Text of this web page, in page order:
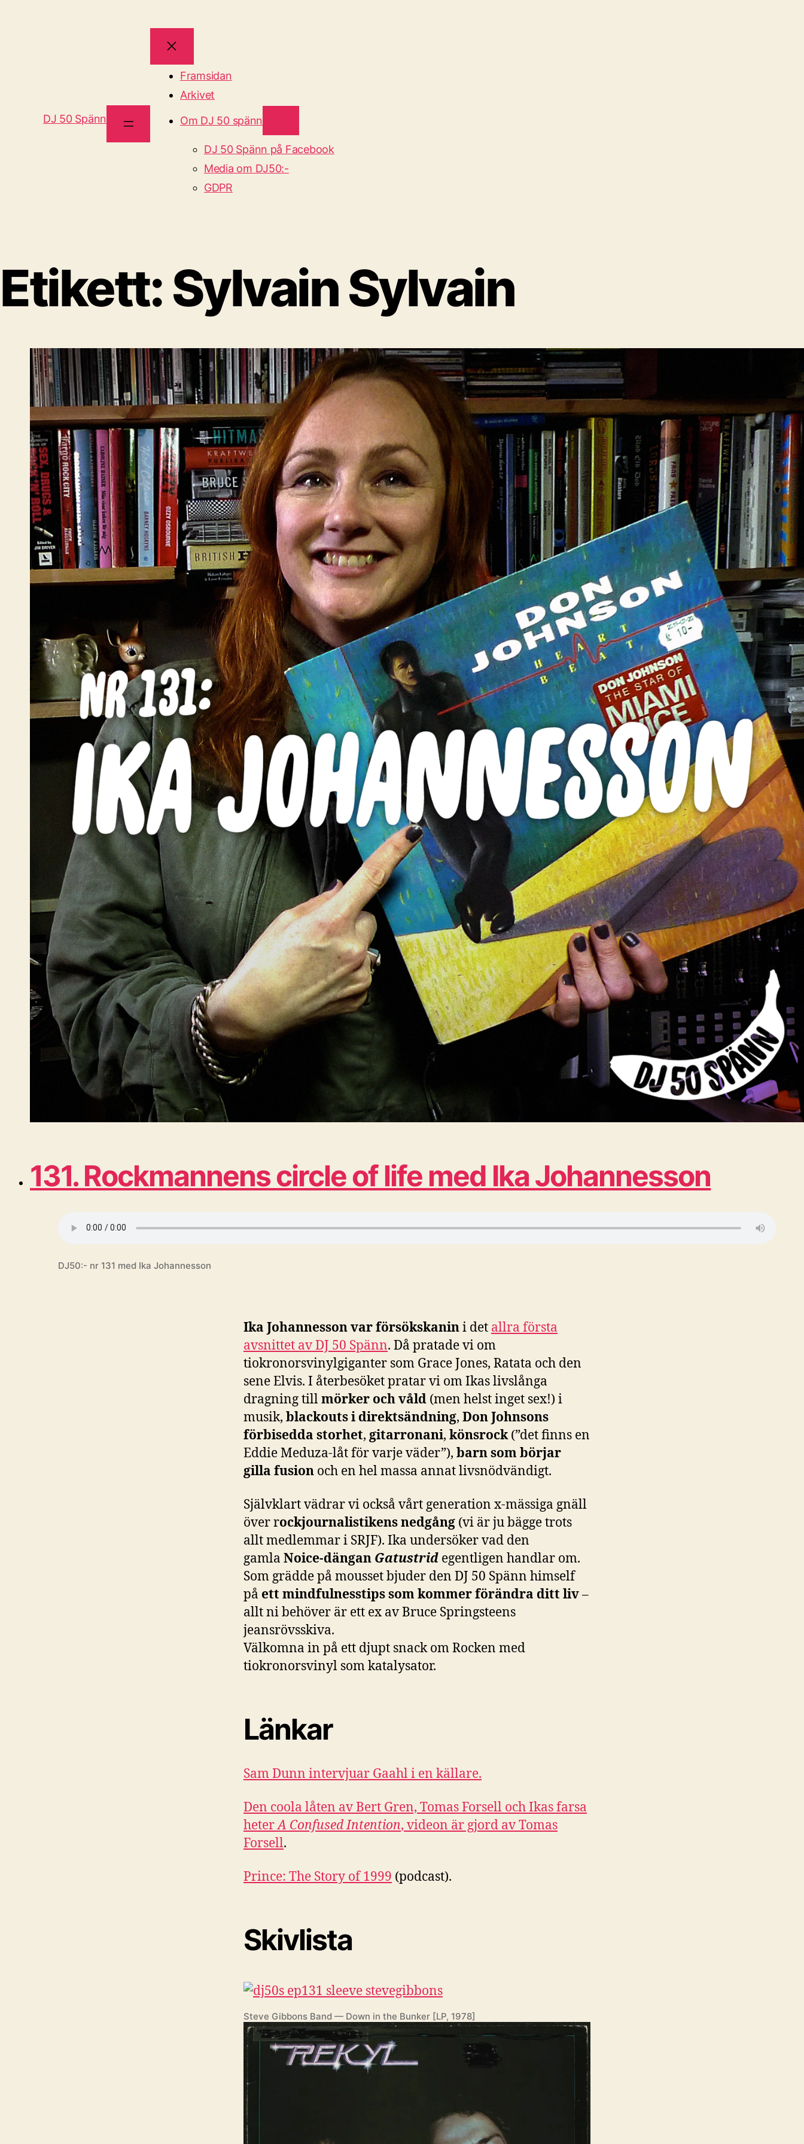
DJ 50 Spänn
Framsidan
Arkivet
Om DJ 50 spänn
DJ 50 Spänn på Facebook
Media om DJ50:-
GDPR
Etikett:Sylvain Sylvain
131. Rockmannens circle of life med Ika Johannesson
DJ50:- nr 131 med Ika Johannesson
Ika Johannesson var försökskanini det allra första
avsnittet av DJ 50 Spänn. Då pratade vi om
tiokronorsvinylgiganter som Grace Jones, Ratata och den
sene Elvis. I återbesöket pratar vi om Ikas livslånga
dragning tillmörker och våld (men helst inget sex!) i
musik, blackouts i direktsändning, Don Johnsons
förbisedda storhet, gitarronani, könsrock(”det finns en
Eddie Meduza-låt för varje väder”), barn som börjar
gilla fusion och en hel massa annat livsnödvändigt.
Självklart vädrar vi också vårt generation x-mässiga gnäll
över rockjournalistikens nedgång (vi är ju bägge trots
allt medlemmar i SRJF). Ika undersöker vad den
gamla Noice-dängan Gatustrid egentligen handlar om.
Som grädde på mousset bjuder den DJ 50 Spänn himself
på ett mindfulnesstips som kommer förändra ditt liv–
allt ni behöver är ett ex av Bruce Springsteens
jeansrövsskiva.
Välkomna in på ett djupt snack om Rocken med
tiokronorsvinyl som katalysator.
Länkar
Sam Dunn intervjuar Gaahl i en källare.
Den coola låten av Bert Gren, Tomas Forsell och Ikas farsa
heterA Confused Intention, videon är gjord av Tomas
Forsell.
Prince: The Story of 1999 (podcast).
Skivlista
Steve Gibbons Band — Down in the Bunker [LP, 1978]